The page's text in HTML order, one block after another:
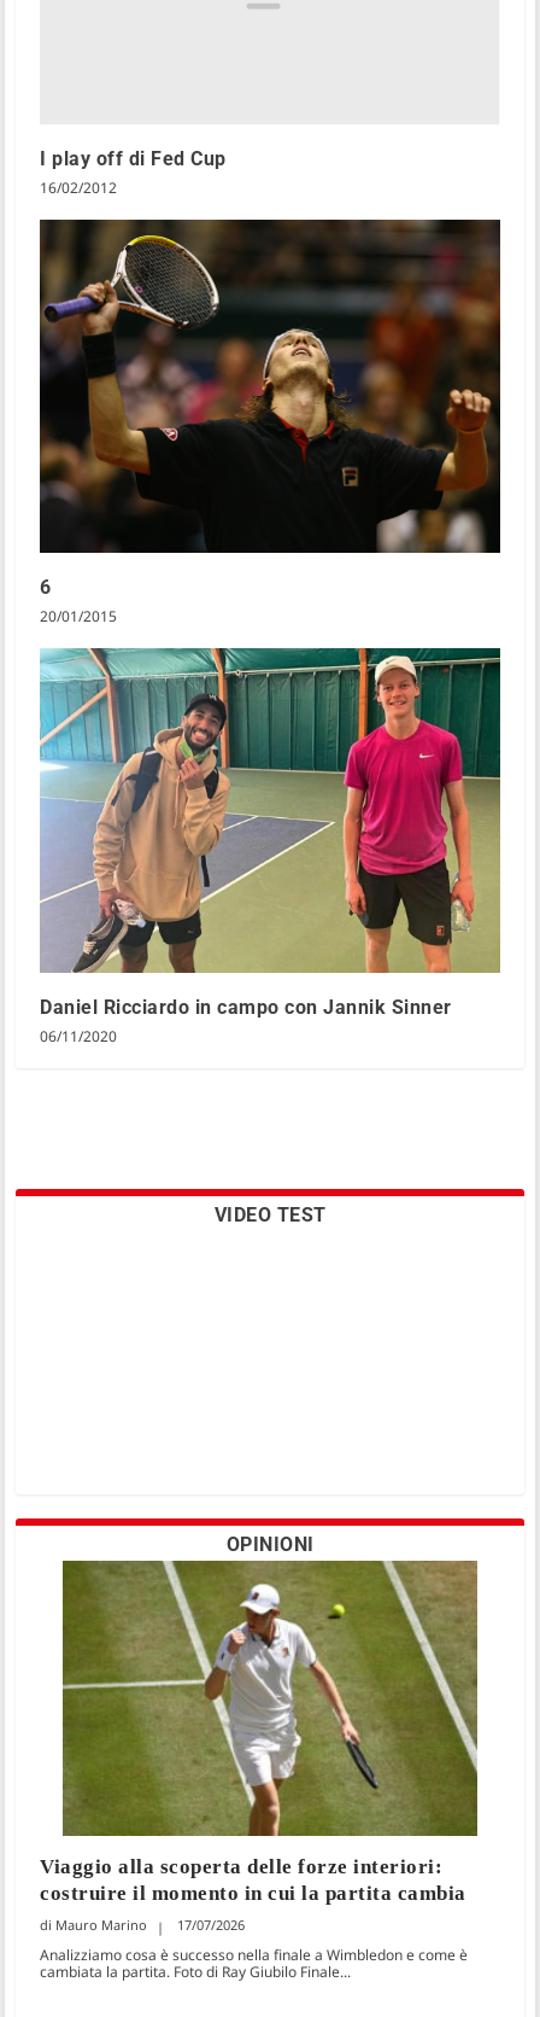
I play off di Fed Cup
16/02/2012
6
20/01/2015
Daniel Ricciardo in campo con Jannik Sinner
06/11/2020
VIDEO TEST
OPINIONI
Viaggio alla scoperta delle forze interiori:
costruire il momento in cui la partita cambia
Mauro Marino 17/07/2026
Analizziamo cosa è successo nella finale a Wimbledon e come è
cambiata la partita. Foto di Ray Giubilo Finale...